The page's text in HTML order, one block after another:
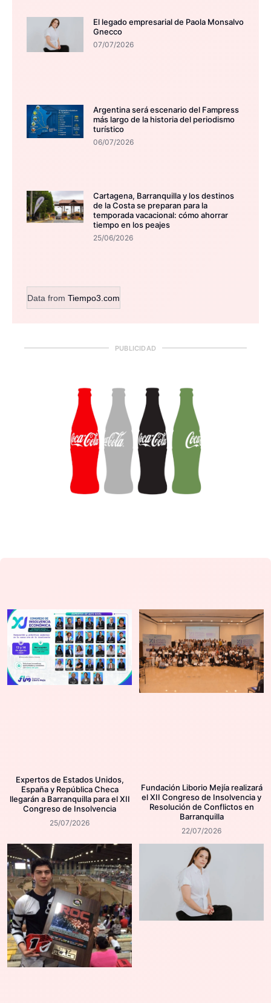
El legado empresarial de Paola Monsalvo
Gnecco
07/07/2026
Argentina será escenario del Fampress
más largo de la historia del periodismo
turístico
06/07/2026
Cartagena, Barranquilla y los destinos
de la Costa se preparan para la
temporada vacacional: cómo ahorrar
tiempo en los peajes
25/06/2026
Data from Tiempo3.com
PUBLICIDAD
Expertos de Estados Unidos,
España y República Checa
llegarán a Barranquilla para el XII
Congreso de Insolvencia
25/07/2026
Fundación Liborio Mejía realizará
el XII Congreso de Insolvencia y
Resolución de Conflictos en
Barranquilla
22/07/2026